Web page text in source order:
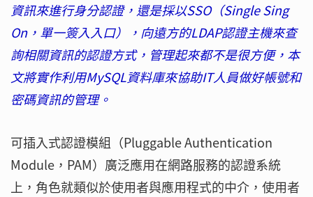
資訊來進行身分認證，還是採以SSO（Single Sing
On，單一簽入入口），向遠方的LDAP認證主機來查
詢相關資訊的認證方式，管理起來都不是很方便，本
文將實作利用MySQL資料庫來協助IT人員做好帳號和
密碼資訊的管理。
可插入式認證模組（Pluggable Authentication
Module，PAM）廣泛應用在網路服務的認證系統
上，角色就類似於使用者與應用程式的中介，使用者